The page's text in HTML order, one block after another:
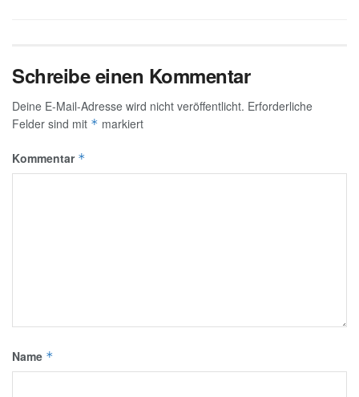
Schreibe einen Kommentar
Deine E-Mail-Adresse wird nicht veröffentlicht. Erforderliche
Felder sind mit * markiert
Kommentar *
Name *